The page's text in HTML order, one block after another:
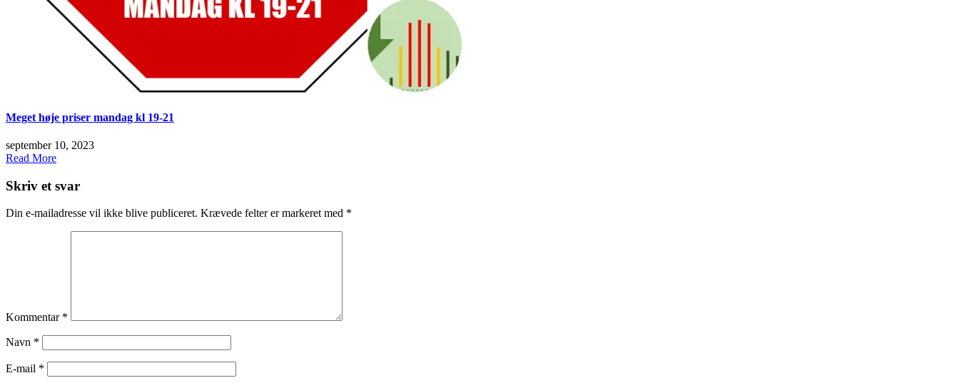
Meget høje priser mandag kl 19-21
september 10, 2023
Read More
Skriv et svar
Din e-mailadresse vil ikke blive publiceret. Krævede felter er markeret med *
Kommentar *
Navn *
E-mail *